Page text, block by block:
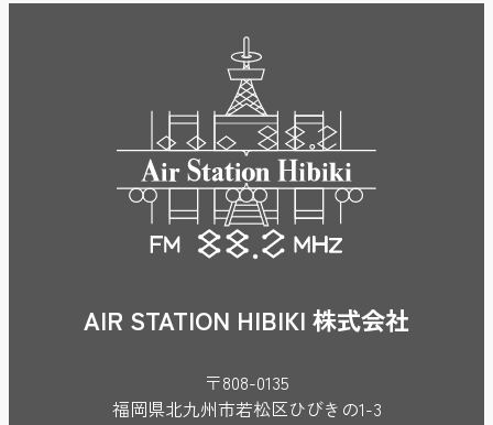
AIR STATION HIBIKI 株式会社
〒808-0135
福岡県北九州市若松区ひびきの1-3